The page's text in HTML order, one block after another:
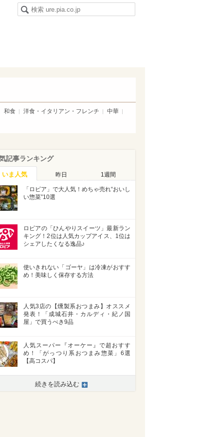
和食 洋食・イタリアン・フレンチ 中華
記事ランキング
いま人気 昨日 1週間
「ロピア」で大人気！めちゃ売れ“おいし
い惣菜”10選
ロピアの「ひんやりスイーツ」最新ラン
キング！2位は人気カップアイス、1位は
シェアしたくなる逸品♪
使いきれない「ゴーヤ」は冷凍がおすす
め！美味しく保存する方法
人気3店の【燻製系おつまみ】オススメ
発表！「成城石井・カルディ・紀ノ国
屋」で買うべき9品
人気スーパー『オーケー』で超おすす
め！「がっつり系おつまみ惣菜」6選
【高コスパ】
続きを読み込む